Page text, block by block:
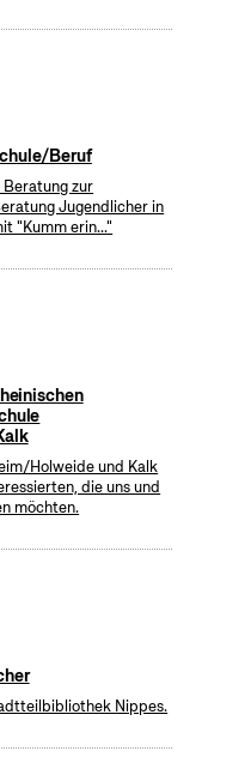
Beruf
zur
Jugendlicher in
"Kumm erin..."
Holweide und Kalk
die uns und
möchten.
Nippes.